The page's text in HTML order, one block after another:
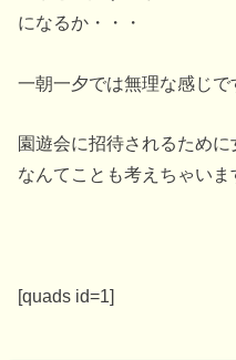
になるか・・・
一朝一夕では無理な感じで
園遊会に招待されるために
なんてことも考えちゃいま
[quads id=1]